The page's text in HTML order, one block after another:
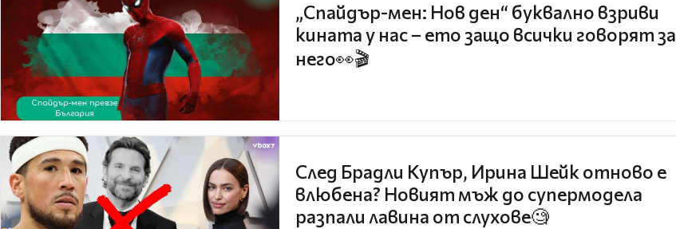
„Спайдър-мен: Нов ден“ буквално взриви
кината у нас – ето защо всички говорят за
него👀🎬
След Брадли Купър, Ирина Шейк отново е
влюбена? Новият мъж до супермодела
разпали лавина от слухове🧐